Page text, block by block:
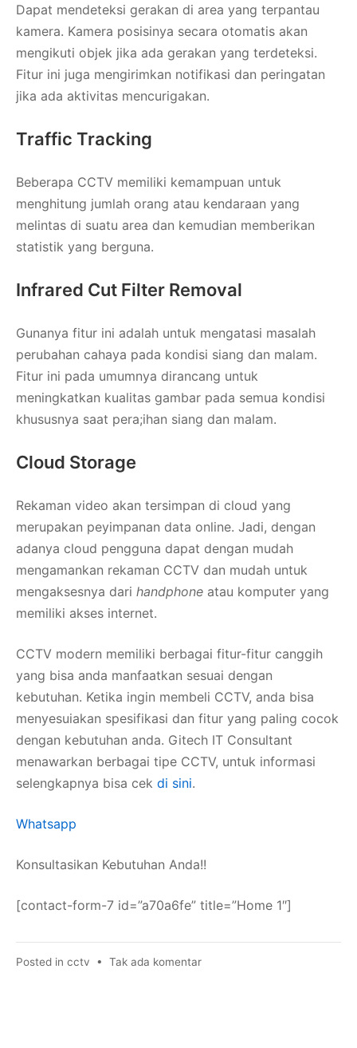
Dapat mendeteksi gerakan di area yang terpantau
kamera. Kamera posisinya secara otomatis akan
mengikuti objek jika ada gerakan yang terdeteksi.
Fitur ini juga mengirimkan notifikasi dan peringatan
jika ada aktivitas mencurigakan.
Traffic Tracking
Beberapa CCTV memiliki kemampuan untuk
menghitung jumlah orang atau kendaraan yang
melintas di suatu area dan kemudian memberikan
statistik yang berguna.
Infrared Cut Filter Removal
Gunanya fitur ini adalah untuk mengatasi masalah
perubahan cahaya pada kondisi siang dan malam.
Fitur ini pada umumnya dirancang untuk
meningkatkan kualitas gambar pada semua kondisi
khususnya saat pera;ihan siang dan malam.
Cloud Storage
Rekaman video akan tersimpan di cloud yang
merupakan peyimpanan data online. Jadi, dengan
adanya cloud pengguna dapat dengan mudah
mengamankan rekaman CCTV dan mudah untuk
mengaksesnya dari handphone atau komputer yang
memiliki akses internet.
CCTV modern memiliki berbagai fitur-fitur canggih
yang bisa anda manfaatkan sesuai dengan
kebutuhan. Ketika ingin membeli CCTV, anda bisa
menyesuiakan spesifikasi dan fitur yang paling cocok
dengan kebutuhan anda. Gitech IT Consultant
menawarkan berbagai tipe CCTV, untuk informasi
selengkapnya bisa cek di sini.
Whatsapp
Konsultasikan Kebutuhan Anda!!
[contact-form-7 id=”a70a6fe” title=”Home 1″]
Posted in cctv • Tak ada komentarpada